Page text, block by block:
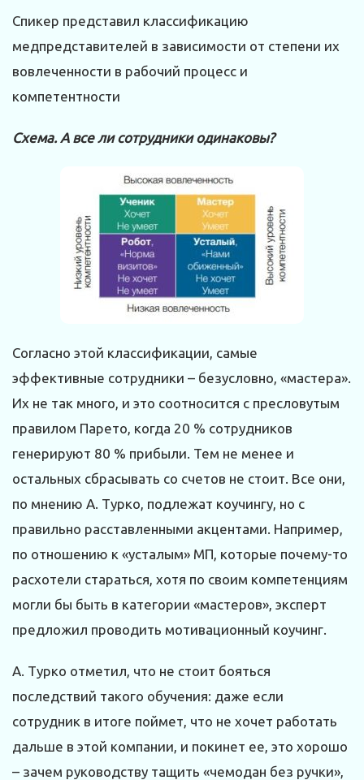
Спикер представил классификацию
медпредставителей в зависимости от степени их
вовлеченности в рабочий процесс и
компетентности
Схема. А все ли сотрудники одинаковы?
Согласно этой классификации, самые
эффективные сотрудники – безусловно, «мастера».
Их не так много, и это соотносится с пресловутым
правилом Парето, когда 20 % сотрудников
генерируют 80 % прибыли. Тем не менее и
остальных сбрасывать со счетов не стоит. Все они,
по мнению А. Турко, подлежат коучингу, но с
правильно расставленными акцентами. Например,
по отношению к «усталым» МП, которые почему-то
расхотели стараться, хотя по своим компетенциям
могли бы быть в категории «мастеров», эксперт
предложил проводить мотивационный коучинг.
А. Турко отметил, что не стоит бояться
последствий такого обучения: даже если
сотрудник в итоге поймет, что не хочет работать
дальше в этой компании, и покинет ее, это хорошо
– зачем руководству тащить «чемодан без ручки»,